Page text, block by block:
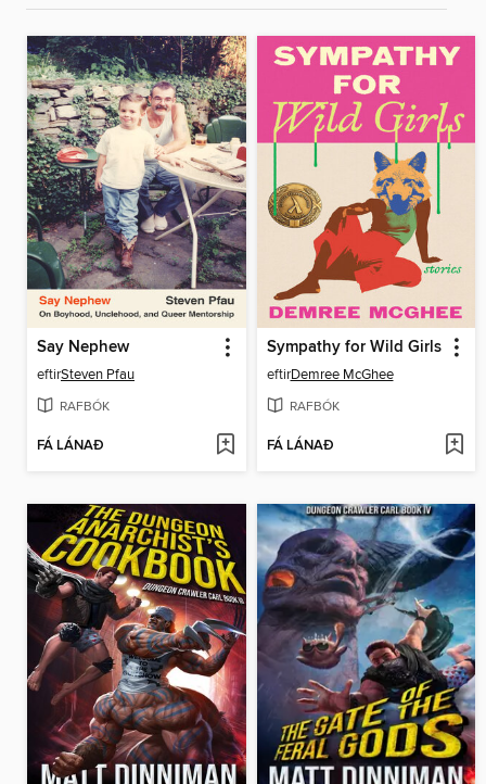
Say Nephew
eftirSteven Pfau
RAFBÓK
FÁ LÁNAÐ
Sympathy for Wild Girls
eftirDemree McGhee
RAFBÓK
FÁ LÁNAÐ